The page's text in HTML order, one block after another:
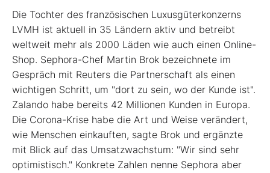
Kontakt
Die Tochter des französischen Luxusgüterkonzerns
LVMH ist aktuell in 35 Ländern aktiv und betreibt
weltweit mehr als 2000 Läden wie auch einen Online-
Shop. Sephora-Chef Martin Brok bezeichnete im
Gespräch mit Reuters die Partnerschaft als einen
wichtigen Schritt, um "dort zu sein, wo der Kunde ist".
Zalando habe bereits 42 Millionen Kunden in Europa.
Die Corona-Krise habe die Art und Weise verändert,
wie Menschen einkauften, sagte Brok und ergänzte
mit Blick auf das Umsatzwachstum: "Wir sind sehr
optimistisch." Konkrete Zahlen nenne Sephora aber